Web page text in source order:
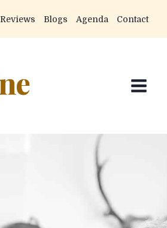
Reviews Blogs Agenda Contact